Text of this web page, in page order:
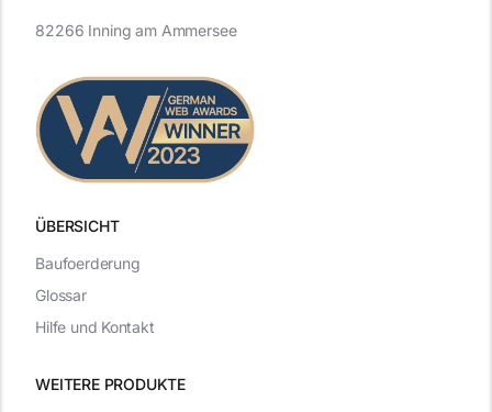
ÜBERSICHT
WEITERE PRODUKTE
82266 Inning am Ammersee
Baufoerderung
Glossar
Hilfe und Kontakt